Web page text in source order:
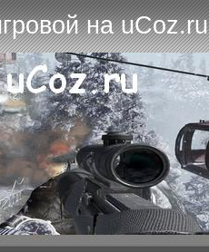
на uCoz.ru